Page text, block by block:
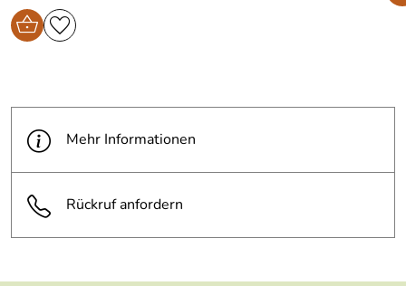
Mehr Informationen
Rückruf anfordern